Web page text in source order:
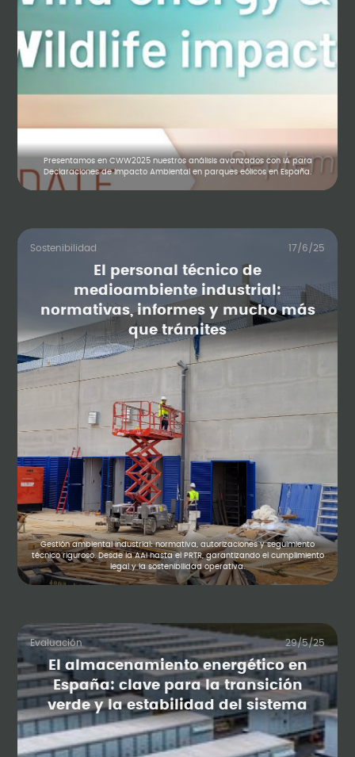
Presentamos en CWW2025 nuestros análisis avanzados con IA para
Declaraciones de Impacto Ambiental en parques eólicos en España.
Sostenibilidad 17/6/25
El personal técnico de
medioambiente industrial:
normativas, informes y mucho más
que trámites
Gestión ambiental industrial: normativa, autorizaciones y seguimiento
técnico riguroso. Desde la AAI hasta el PRTR, garantizando el cumplimiento
legal y la sostenibilidad operativa.
Evaluación 29/5/25
El almacenamiento energético en
España: clave para la transición
verde y la estabilidad del sistema